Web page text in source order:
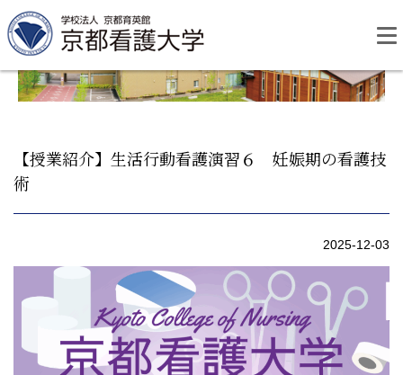
看護学部・編入学
学校生活
to
【授業紹介】生活行動看護演習６ 妊娠期の看護技
術
2025-12-03